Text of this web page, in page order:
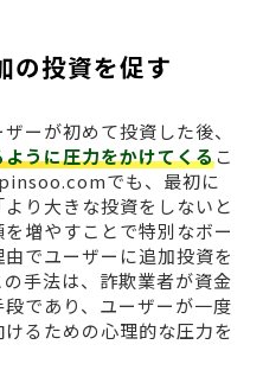
の投資を促す
ーが初めて投資した後、
うに圧力をかけてくるこ
でも、最初に
り大きな投資をしないと
増やすことで特別なボー
でユーザーに追加投資を
手法は、詐欺業者が資金
であり、ユーザーが一度
るための心理的な圧力を